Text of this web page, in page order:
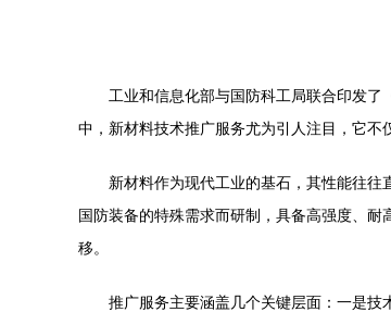
工业和信息化部与国防科工局联合印发
中，新材料技术推广服务尤为引人注目，它不
新材料作为现代工业的基石，其性能往
国防装备的特殊需求而研制，具备高强度、耐
移。
推广服务主要涵盖几个关键层面：一是